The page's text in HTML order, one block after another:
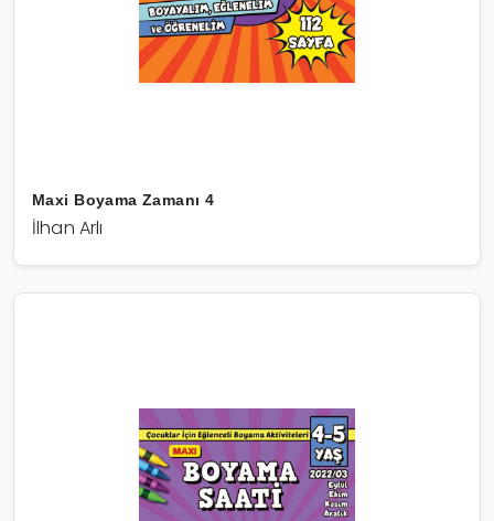
Maxi Boyama Zamanı 4
İlhan Arlı